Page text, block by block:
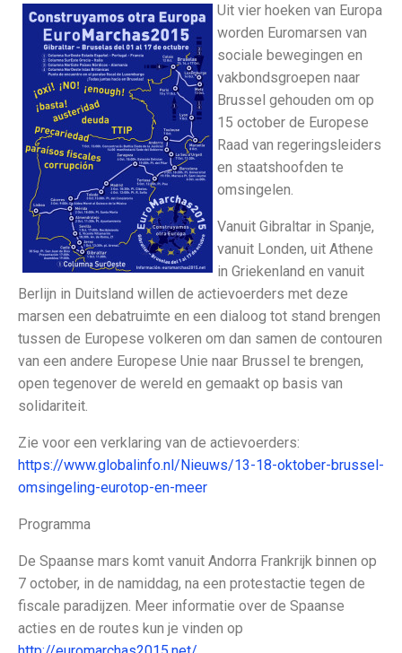
Uit vier hoeken van Europa
worden Euromarsen van
sociale bewegingen en
vakbondsgroepen naar
Brussel gehouden om op
15 october de Europese
Raad van regeringsleiders
en staatshoofden te
omsingelen.
Vanuit Gibraltar in Spanje,
vanuit Londen, uit Athene
in Griekenland en vanuit
Berlijn in Duitsland willen de actievoerders met deze
marsen een debatruimte en een dialoog tot stand brengen
tussen de Europese volkeren om dan samen de contouren
van een andere Europese Unie naar Brussel te brengen,
open tegenover de wereld en gemaakt op basis van
solidariteit.
Zie voor een verklaring van de actievoerders:
https://www.globalinfo.nl/Nieuws/13-18-oktober-brussel-
omsingeling-eurotop-en-meer
Programma
De Spaanse mars komt vanuit Andorra Frankrijk binnen op
7 october, in de namiddag, na een protestactie tegen de
fiscale paradijzen. Meer informatie over de Spaanse
acties en de routes kun je vinden op